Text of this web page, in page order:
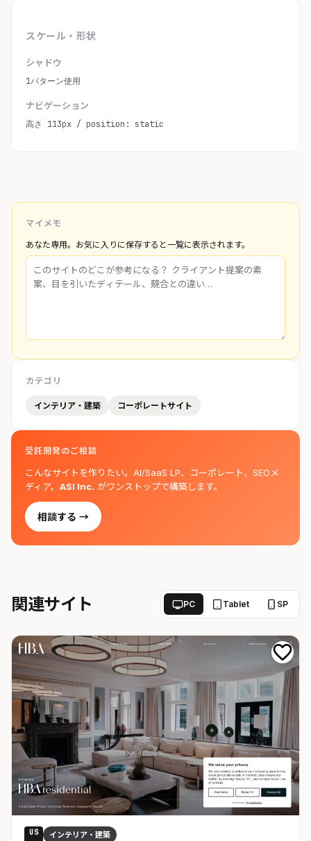
スケール・形状
シャドウ
1パターン使用
ナビゲーション
高さ 113px / position: static
マイメモ
あなた専用。お気に入りに保存すると一覧に表示されます。
カテゴリ
インテリア・建築 コーポレートサイト
受託開発のご相談
こんなサイトを作りたい。AI/SaaS LP、コーポレート、SEOメ
ディア。 ASI Inc. がワンストップで構築します。
相談する →
関連サイト PC Tablet SP
US インテリア・建築